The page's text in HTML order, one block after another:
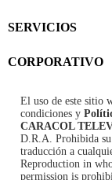
SERVICIOS
CORPORATIVO
El uso de este sitio
condiciones y
CARACOL
D.R.A. Prohibida
traducción a
Reproduction in
permission is